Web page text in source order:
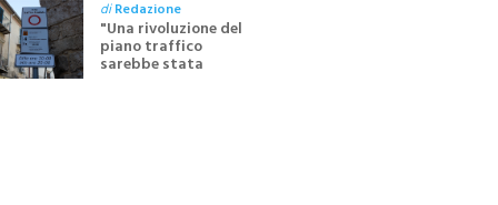
diRedazione
"Una rivoluzione del
piano traffico
sarebbe stata